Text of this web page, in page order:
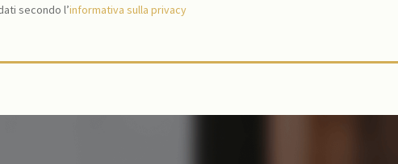
secondo l’informativa sulla privacy